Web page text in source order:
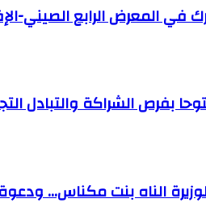
في المعرض الرابع الصيني-
الشراكة والتبادل
الناه بنت مكناس… ودعوة